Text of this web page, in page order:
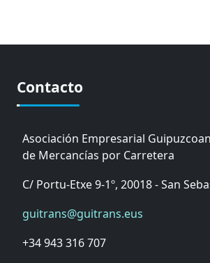
Contacto
Asociación Empresarial
de Mercancías por Carretera
C/ Portu-Etxe 9-1º, 20018 - San
guitrans@guitrans.eus
+34 943 316 707